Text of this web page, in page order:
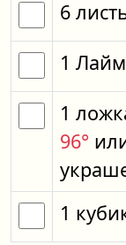
6
1 Лайм
1
96°
1